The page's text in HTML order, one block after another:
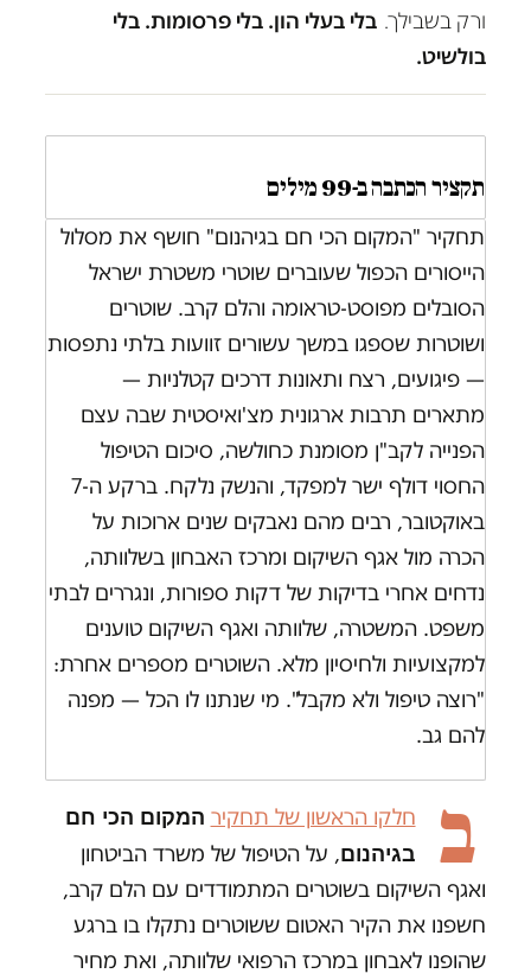
ורק בשבילך. בלי בעלי הון. בלי פרסומות. בלי
בולשיט.
תקציר הכתבה ב-99 מילים
תחקיר "המקום הכי חם בגיהנום" חושף את מסלול
הייסורים הכפול שעוברים שוטרי משטרת ישראל
הסובלים מפוסט-טראומה והלם קרב. שוטרים
ושוטרות שספגו במשך עשורים זוועות בלתי נתפסות
— פיגועים, רצח ותאונות דרכים קטלניות —
מתארים תרבות ארגונית מצ'ואיסטית שבה עצם
הפנייה לקב"ן מסומנת כחולשה, סיכום הטיפול
החסוי דולף ישר למפקד, והנשק נלקח. ברקע ה-7
באוקטובר, רבים מהם נאבקים שנים ארוכות על
הכרה מול אגף השיקום ומרכז האבחון בשלוותה,
נדחים אחרי בדיקות של דקות ספורות, ונגררים לבתי
משפט. המשטרה, שלוותה ואגף השיקום טוענים
למקצועיות ולחיסיון מלא. השוטרים מספרים אחרת:
"רוצה טיפול ולא מקבל". מי שנתנו לו הכל — מפנה
להם גב.
ב חלקו הראשון של תחקיר המקום הכי חם
בגיהנום, על הטיפול של משרד הביטחון
ואגף השיקום בשוטרים המתמודדים עם הלם קרב,
חשפנו את הקיר האטום ששוטרים נתקלו בו ברגע
שהופנו לאבחון במרכז הרפואי שלוותה, ואת מחיר